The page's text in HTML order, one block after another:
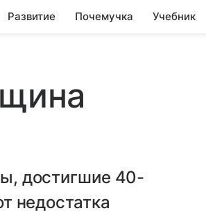
Развитие Почемучка Учебник
достигшие 40-
недостатка